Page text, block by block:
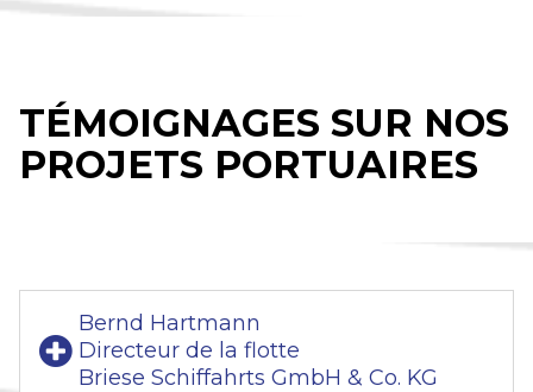
TÉMOIGNAGES SUR NOS
PROJETS PORTUAIRES
Bernd Hartmann
Directeur de la flotte
Briese Schiffahrts GmbH & Co. KG